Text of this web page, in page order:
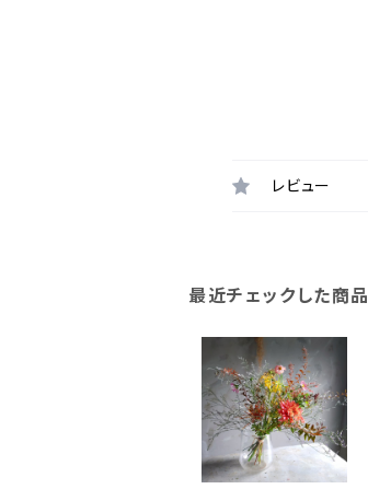
レビュー
最近チェックした商品